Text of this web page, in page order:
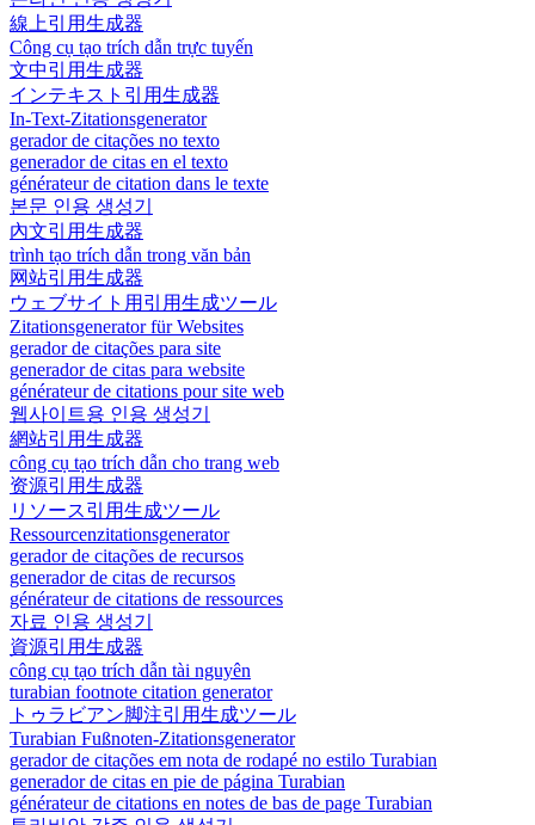
線上引用生成器
Công cụ tạo trích dẫn trực tuyến
文中引用生成器
インテキスト引用生成器
In-Text-Zitationsgenerator
gerador de citações no texto
generador de citas en el texto
générateur de citation dans le texte
본문 인용 생성기
內文引用生成器
trình tạo trích dẫn trong văn bản
网站引用生成器
ウェブサイト用引用生成ツール
Zitationsgenerator für Websites
gerador de citações para site
generador de citas para website
générateur de citations pour site web
웹사이트용 인용 생성기
網站引用生成器
công cụ tạo trích dẫn cho trang web
资源引用生成器
リソース引用生成ツール
Ressourcenzitationsgenerator
gerador de citações de recursos
generador de citas de recursos
générateur de citations de ressources
자료 인용 생성기
資源引用生成器
công cụ tạo trích dẫn tài nguyên
turabian footnote citation generator
トゥラビアン脚注引用生成ツール
Turabian Fußnoten-Zitationsgenerator
gerador de citações em nota de rodapé no estilo Turabian
generador de citas en pie de página Turabian
générateur de citations en notes de bas de page Turabian